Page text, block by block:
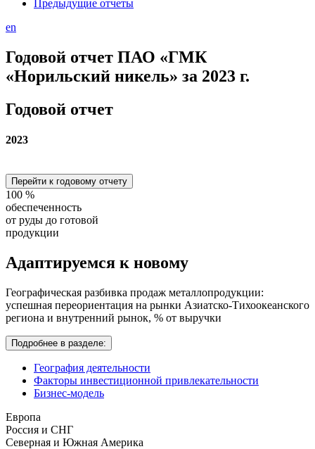
Предыдущие отчеты
en
Годовой отчет ПАО «ГМК
«Норильский никель» за 2023 г.
Годовой отчет
2023
Перейти к годовому отчету
100 %
обеспеченность
от руды до готовой
продукции
Адаптируемся к новому
Географическая разбивка продаж металлопродукции:
успешная переориентация на рынки Азиатско-Тихоокеанского
региона и внутренний рынок, % от выручки
Подробнее в разделе:
География деятельности
Факторы инвестиционной привлекательности
Бизнес-модель
Европа
Россия и СНГ
Северная и Южная Америка